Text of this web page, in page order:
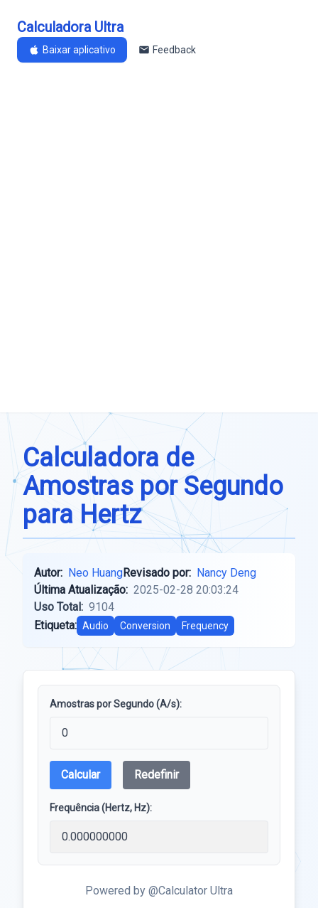
Calculadora Ultra
Baixar aplicativo Feedback
Calculadora de
Amostras por Segundo
para Hertz
Autor: Neo HuangRevisado por: Nancy Deng
Última Atualização: 2025-02-28 20:03:24
Uso Total: 9104
Etiqueta: Audio Conversion Frequency
Amostras por Segundo (A/s):
Calcular Redefinir
Frequência (Hertz, Hz):
Powered by @Calculator Ultra